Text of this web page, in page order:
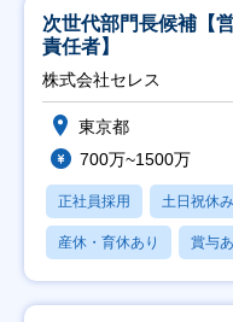
次世代部門長候補【
責任者】
株式会社セレス
東京都
700万~1500万
正社員採用 土日祝休み
産休・育休あり 賞与